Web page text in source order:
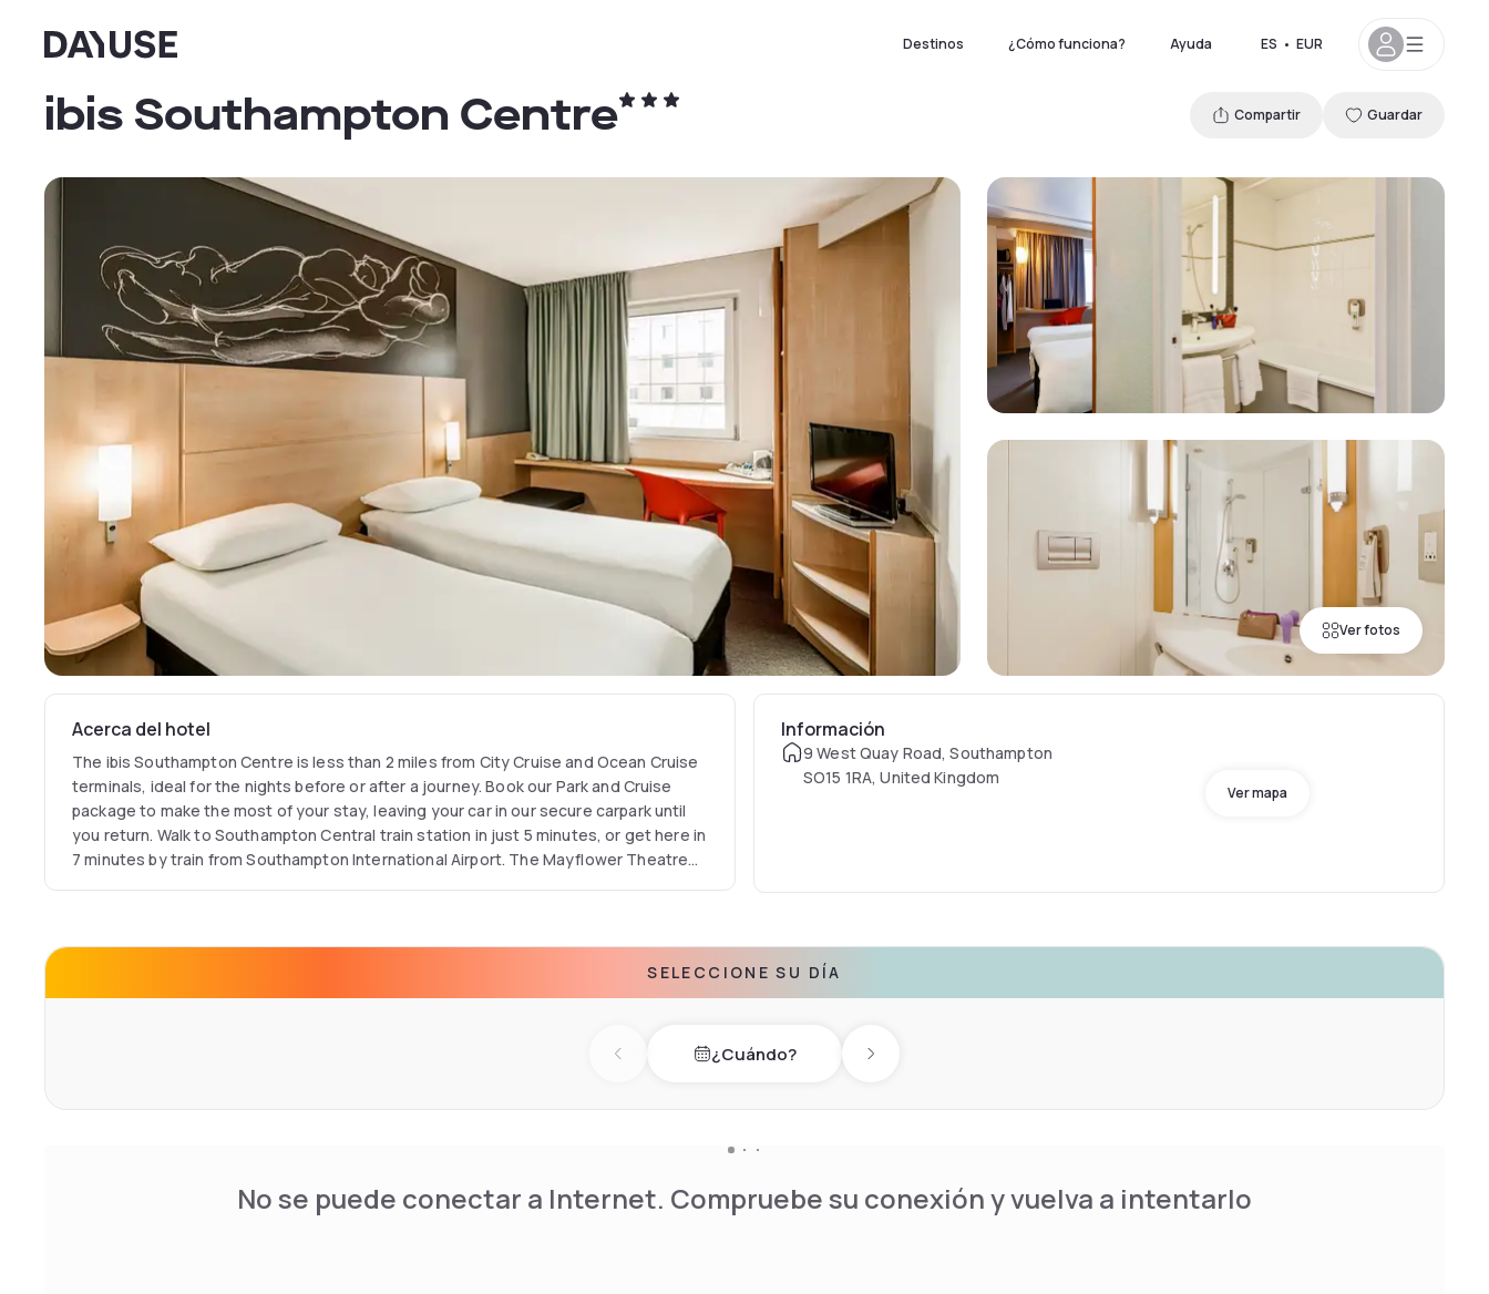
Dayuse Destinos ¿Cómo funciona? Ayuda ES • EUR
Ver fotos
ibis Southampton Centre Compartir Guardar
Acerca del hotel
The ibis Southampton Centre is less than 2 miles from City Cruise and Ocean Cruise
terminals, ideal for the nights before or after a journey. Book our Park and Cruise
package to make the most of your stay, leaving your car in our secure carpark until
you return. Walk to Southampton Central train station in just 5 minutes, or get here in
7 minutes by train from Southampton International Airport. The Mayflower Theatre
Información
9 West Quay Road, Southampton
SO15 1RA, United Kingdom
Ver mapa
SELECCIONE SU DÍA
Previous day¿Cuándo? Next day
No se puede conectar a Internet. Compruebe su conexión y vuelva a intentarlo